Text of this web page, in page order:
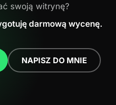
swoją witrynę?
darmową wycenę.
NAPISZ DO MNIE